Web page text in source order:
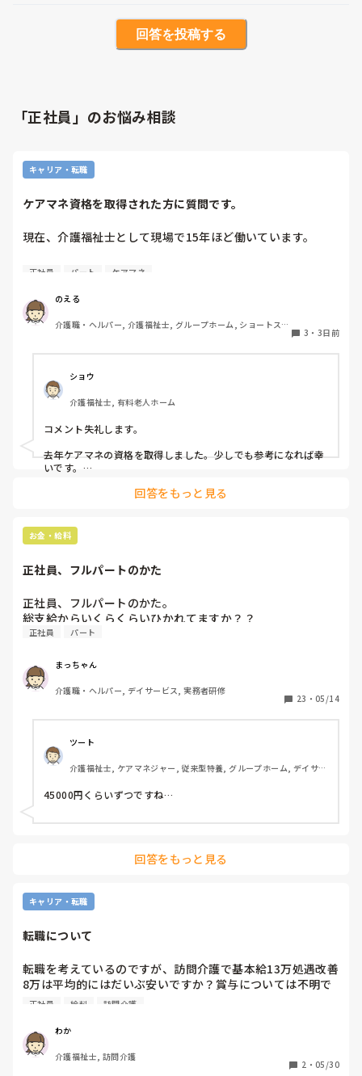
回答を投稿する
「正社員」のお悩み相談
キャリア・転職
ケアマネ資格を取得された方に質問です。
現在、介護福祉士として現場で15年ほど働いています。
最近、転職も少し考え始め、転職エージェントに登録して求
か？」「ケアマネは取得しないのですか？」と聞かれること
が多く、少し気になっています。
う気持ちはありません。ケアマネ業務は大変そうなイメージ
があり、自分に務まるのだろうかという不安もあります。
一方で、このまま現場を続けるのか、それとも将来を考えて
資格を取得した方がいいのか迷っています。
そこで、実際にケアマネ資格を取得された方にお聞きしたい
です。
・資格取得を目指したきっかけ
・試験の難易度はどう感じましたか？
・実際にケアマネとして働いてみて、良かったこと・大変な
・「取ってよかった」と思いますか？
現場を続けながら取得された方のお話もぜひ伺いたいです。
経験談を教えていただけると嬉しいです。
正社員 パート ケアマネ
のえる
介護職・ヘルパー, 介護福祉士, グループホーム, ショートステ
3 ・ 3日前
ショウ
介護福祉士, 有料老人ホーム
コメント失礼します。
去年ケアマネの資格を取得しました。少しでも参考になれば幸
いです。
◆ 資格取得を目指したきっかけ
護保険制度やお金の流れについて、もう少し深く勉強したいと
思ったことです。
◆ 勉強の進め方
揃えました。そこからコツコツと制度の仕組みなどを何となく
頭に入れていき、8月頃から本格的に過去問を解いたり、
YouTubeの対策動画を見たりして勉強しました。
介護福祉士よりは難しいと思います。出題範囲はそこまで広く
ないですが、全60問と問題数が少ないです。また、正しい選択
肢をすべて選べないと点数にならないため、より深い理解力が
求められると感じました。
すみません、現在はまだケアマネとして働いていないため、こ
ちらはお答えできません。
◆ とって良かったこと
制度への理解が深まったと感じています。また、今後は更新制
度がなくなる（※有効期限が廃止される）方向のようです。資
回答をもっと見る
お金・給料
正社員、フルパートのかた
正社員、フルパートのかた。
総支給からいくらくらいひかれてますか？？
正社員 パート
まっちゃん
介護職・ヘルパー, デイサービス, 実務者研修
23 ・ 05/14
ツート
介護福祉士, ケアマネジャー, 従来型特養, グループホーム, デイサー
45000円くらいずつですね…
回答をもっと見る
キャリア・転職
転職について
転職を考えているのですが、訪問介護で基本給13万処遇改善
8万は平均的にはだいぶ安いですか？賞与については不明で
す。訪問介護未経験のため、経験者の方に教えていただきた
正社員 給料 訪問介護
わか
介護福祉士, 訪問介護
2 ・ 05/30